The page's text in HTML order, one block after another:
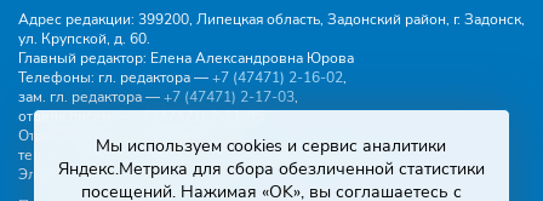
Адрес редакции: 399200, Липецкая область, Задонский район, г. Задонск,
ул. Крупской, д. 60.
Главный редактор: Елена Александровна Юрова
Телефоны: гл. редактора —+7 (47471) 2‑16‑02,
зам. гл. редактора —+7 (47471) 2‑17‑03,
отдела писем —+7 (47471) 2‑11‑95.
Отдел рекламы и объявлений:
тел.
+7 (47471) 2‑43‑88, эл. почта -buh.gzp@yandex.ru
Эл. почта:gazeta.zapr@yandex.ru
Мы используем cookies и сервис аналитики
Яндекс.Метрика для сбора обезличенной статистики
посещений. Нажимая «OK», вы соглашаетесь с